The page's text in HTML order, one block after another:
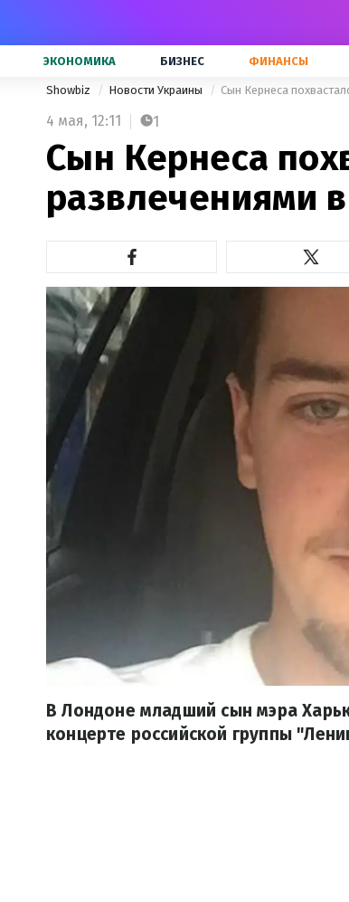
ЭКОНОМИКА БИЗНЕС ФИНАНСЫ
Showbiz Новости Украины Сын Кернеса
4 мая, 12:11 1
Сын Кернеса
развлечениями
В Лондоне младший сын мэра
концерте российской группы